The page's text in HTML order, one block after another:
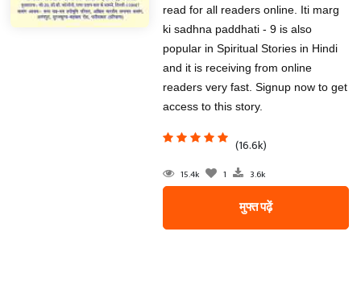
read for all readers online. Iti marg
ki sadhna paddhati - 9 is also
popular in Spiritual Stories in Hindi
and it is receiving from online
readers very fast. Signup now to get
access to this story.
(16.6k)
15.4k 1 3.6k
मुफ्त पढ़ें